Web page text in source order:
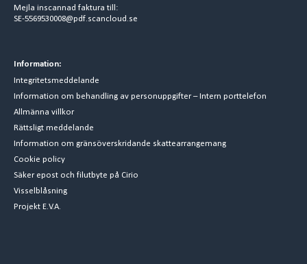
Mejla inscannad faktura till:
SE-5569530008@pdf.scancloud.se
Information:
Integritetsmeddelande
Information om behandling av personuppgifter – Intern porttelefon
Allmänna villkor
Rättsligt meddelande
Information om gränsöverskridande skattearrangemang
Cookie policy
Säker epost och filutbyte på Cirio
Visselblåsning
Projekt E.V.A.